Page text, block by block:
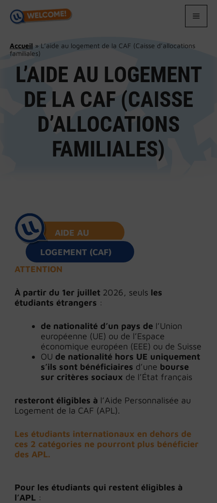
contenu
Accueil » L’aide au logement de la CAF (Caisse d’allocations
familiales)
L’AIDE AU LOGEMENT
DE LA CAF (CAISSE
D’ALLOCATIONS
FAMILIALES)
AIDE AU
LOGEMENT (CAF)
ATTENTION
À partir du 1er juillet 2026, seuls les
étudiants étrangers :
de nationalité d’un pays de l’Union
européenne (UE) ou de l’Espace
économique européen (EEE) ou de Suisse
OU de nationalité hors UE uniquement
s’ils sont bénéficiaires d’une bourse
sur critères sociaux de l’État français
resteront éligibles à l’Aide Personnalisée au
Logement de la CAF (APL).
Les étudiants internationaux en dehors de
ces 2 catégories ne pourront plus bénéficier
des APL.
Pour les étudiants qui restent éligibles à
l’APL :